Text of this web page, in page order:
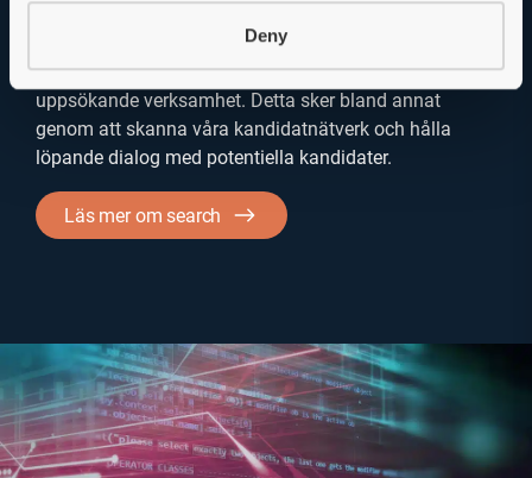
Deny
Därefter påbörjar våra rekryteringskonsulter ett aktivt
sökande efter potentiella kandidater genom
uppsökande verksamhet. Detta sker bland annat
genom att skanna våra kandidatnätverk och hålla
löpande dialog med potentiella kandidater.
Läs mer om search